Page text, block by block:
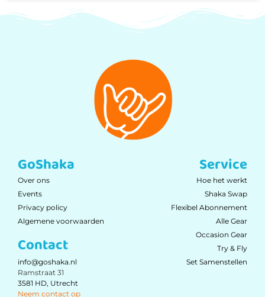
GoShaka
Over ons
Events
Privacy policy
Algemene voorwaarden
Contact
info@goshaka.nl
Ramstraat 31
3581 HD, Utrecht
Neem contact op
Service
Hoe het werkt
Shaka Swap
Flexibel Abonnement
Alle Gear
Occasion Gear
Try & Fly
Set Samenstellen